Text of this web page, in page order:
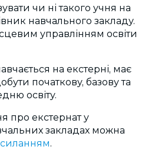
чи ні такого учня на
навчального закладу.
управлінням освіти
на екстерні, має
початкову, базову та
освіту.
про екстернат у
закладах можна
.